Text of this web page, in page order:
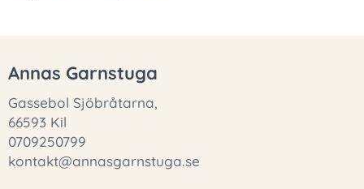
Annas Garnstuga
Gassebol Sjöbråtarna,
66593 Kil
0709250799
kontakt@annasgarnstuga.se